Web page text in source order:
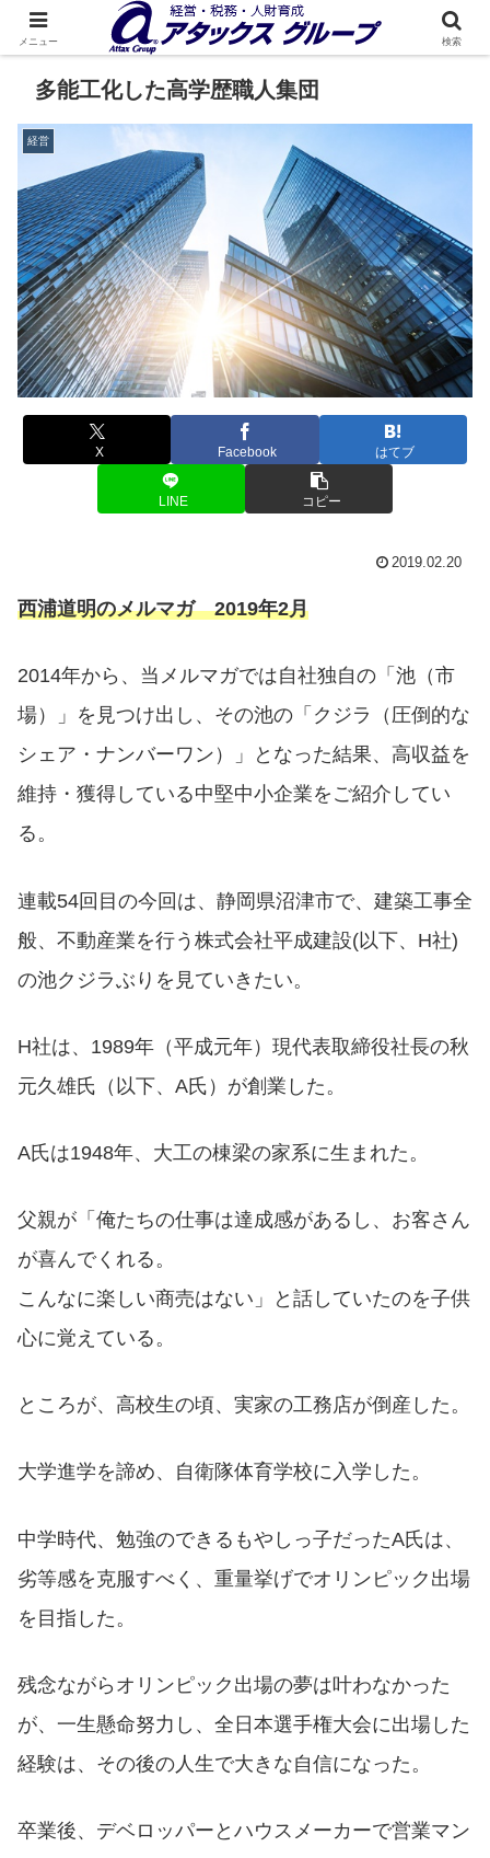
多能工化した高学歴職人集団
経営
X Facebook はてブ
LINE コピー
2019.02.20
西浦道明のメルマガ 2019年2月
2014年から、当メルマガでは自社独自の「池（市
場）」を見つけ出し、その池の「クジラ（圧倒的な
シェア・ナンバーワン）」となった結果、高収益を
維持・獲得している中堅中小企業をご紹介してい
る。
連載54回目の今回は、静岡県沼津市で、建築工事全
般、不動産業を行う株式会社平成建設(以下、H社)
の池クジラぶりを見ていきたい。
H社は、1989年（平成元年）現代表取締役社長の秋
元久雄氏（以下、A氏）が創業した。
A氏は1948年、大工の棟梁の家系に生まれた。
父親が「俺たちの仕事は達成感があるし、お客さん
が喜んでくれる。
こんなに楽しい商売はない」と話していたのを子供
心に覚えている。
ところが、高校生の頃、実家の工務店が倒産した。
大学進学を諦め、自衛隊体育学校に入学した。
中学時代、勉強のできるもやしっ子だったA氏は、
劣等感を克服すべく、重量挙げでオリンピック出場
を目指した。
残念ながらオリンピック出場の夢は叶わなかった
が、一生懸命努力し、全日本選手権大会に出場した
経験は、その後の人生で大きな自信になった。
卒業後、デベロッパーとハウスメーカーで営業マン
メニュー 検索